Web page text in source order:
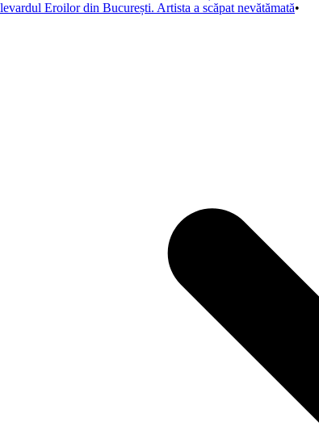
Eroilor din București. Artista a scăpat nevătămată•